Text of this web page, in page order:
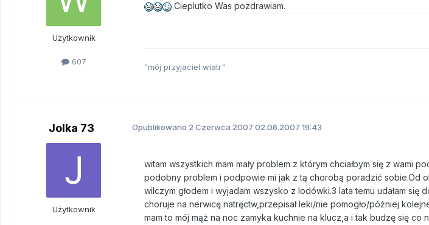
Użytkownik
607
Cieplutko Was pozdrawiam.
"mój przyjaciel wiatr"
Jolka 73
Użytkownik
Opublikowano 2 Czerwca 2007 02.06.2007 19:43
witam wszystkich mam mały problem z którym chciałbym się z wami
podobny problem i podpowie mi jak z tą chorobą poradzić sobie.Od
wilczym głodem i wyjadam wszysko z lodówki.3 lata temu udałam się
choruje na nerwicę natręctw,przepisał leki/nie pomogło/póżniej
mam to mój mąż na noc zamyka kuchnie na klucz,a i tak budzę się co